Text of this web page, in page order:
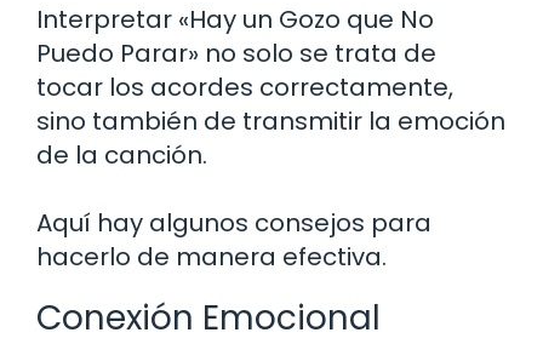
Interpretar «Hay un Gozo que No
Puedo Parar» no solo se trata de
tocar los acordes correctamente,
sino también de transmitir la emoción
de la canción.
Aquí hay algunos consejos para
hacerlo de manera efectiva.
Conexión Emocional